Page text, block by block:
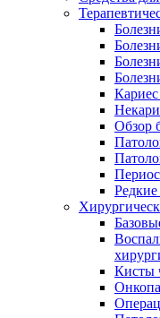
Обзор
Кисты